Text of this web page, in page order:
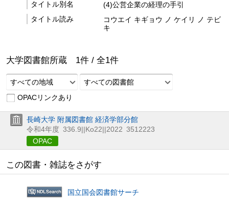
タイトル別名
(4)公営企業の経理の手引
タイトル読み
コウエイ キギョウ ノ ケイリ ノ テビ
キ
大学図書館所蔵 1件 / 全1件
すべての地域
すべての図書館
OPACリンクあり
長崎大学 附属図書館 経済学部分館
令和4年度 336.9||Ko22||2022 3512223
OPAC
この図書・雑誌をさがす
国立国会図書館サーチ